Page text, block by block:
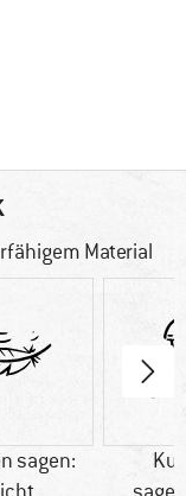
Infos hier! Öffnet
Material
sagen: